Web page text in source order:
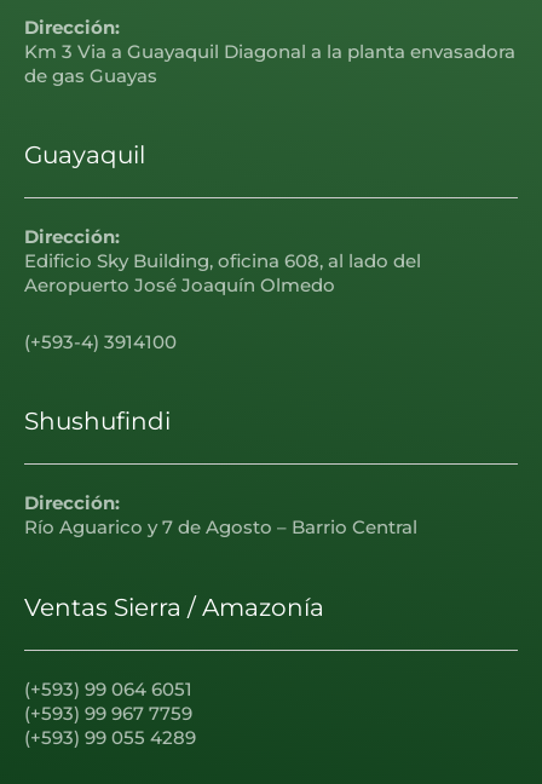
Dirección:
Km 3 Via a Guayaquil Diagonal a la planta envasadora
de gas Guayas
Guayaquil
Dirección:
Edificio Sky Building, oficina 608, al lado del
Aeropuerto José Joaquín Olmedo
(+593-4) 3914100
Shushufindi
Dirección:
Río Aguarico y 7 de Agosto – Barrio Central
Ventas Sierra / Amazonía
(+593) 99 064 6051
(+593) 99 967 7759
(+593) 99 055 4289